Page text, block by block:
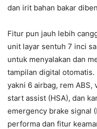
dan irit bahan bakar
Fitur pun jauh lebih
unit layar sentuh 7 inci
untuk menyalakan dan
tampilan digital
yakni 6 airbag, rem
start assist (HSA), dan
emergency brake signal
performa dan fitur